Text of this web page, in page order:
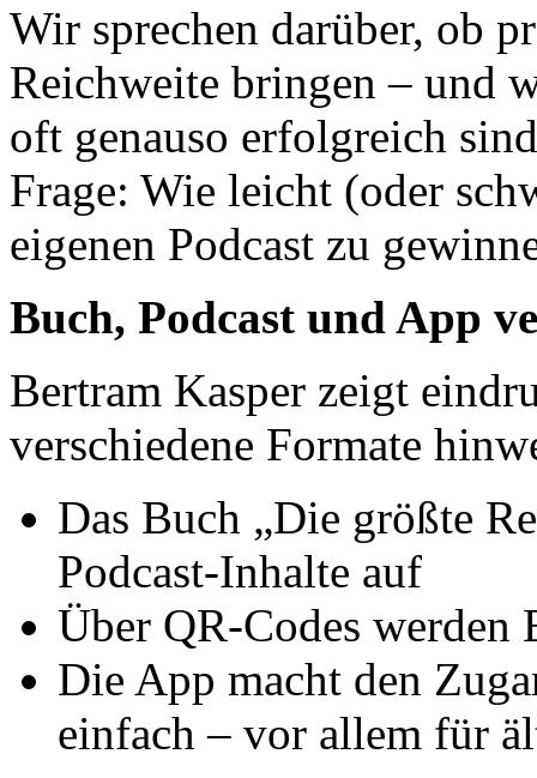
Wir sprechen darüber, ob
Reichweite bringen – und
oft genauso erfolgreich
Frage: Wie leicht (oder
eigenen Podcast zu
Buch, Podcast und App
Bertram Kasper zeigt
verschiedene Formate
Das Buch „Die größte
Podcast-Inhalte auf
Über QR-Codes werden
Die App macht den
einfach – vor allem für